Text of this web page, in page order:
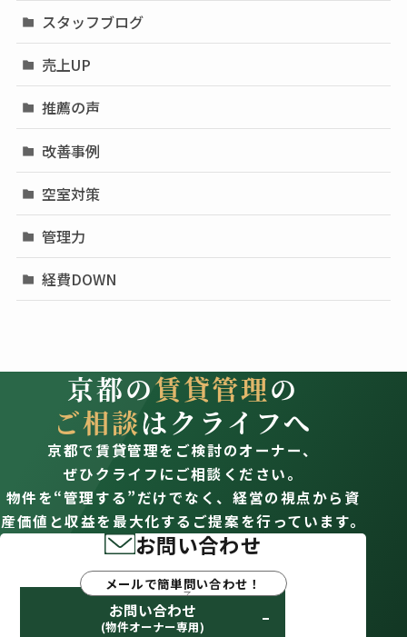
スタッフブログ
売上UP
推薦の声
改善事例
空室対策
管理力
経費DOWN
京都の賃貸管理の
ご相談はクライフへ
京都で賃貸管理をご検討のオーナー、
ぜひクライフにご相談ください。
物件を“管理する”だけでなく、経営の視点から資
産価値と収益を最大化するご提案を行っています。
お問い合わせ
メールで簡単問い合わせ！
お問い合わせ
(物件オーナー専用)